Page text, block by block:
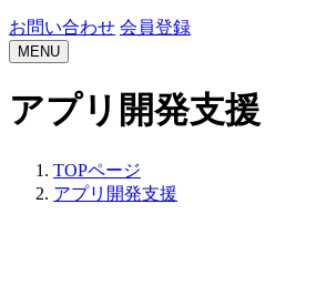
お問い合わせ 会員登録
MENU
アプリ開発支援
TOPページ
アプリ開発支援